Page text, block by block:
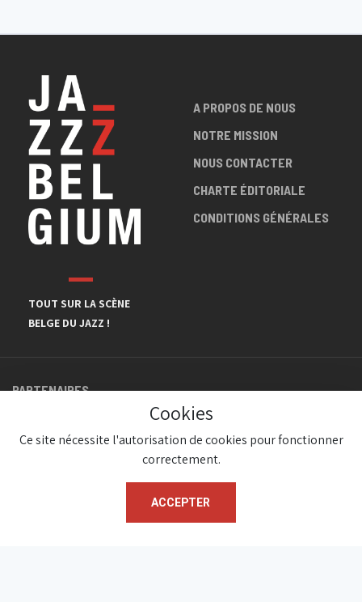
TOUT SUR LA SCÈNE
BELGE DU JAZZ !
A PROPOS DE NOUS
NOTRE MISSION
NOUS CONTACTER
CHARTE ÉDITORIALE
CONDITIONS GÉNÉRALES
PARTENAIRES
© JazzInBelgium 2026 ( Version 1.1.2)
Cookies
Ce site nécessite l'autorisation de cookies pour fonctionner
correctement.
ACCEPTER